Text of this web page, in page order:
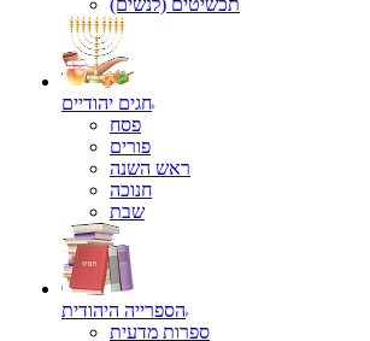
תכשיטים (לנשים)
חגים יהודיים
פסח
פורים
ראש השנה
חנוכה
שבת
הספרייה היהודית
ספרות מדעית